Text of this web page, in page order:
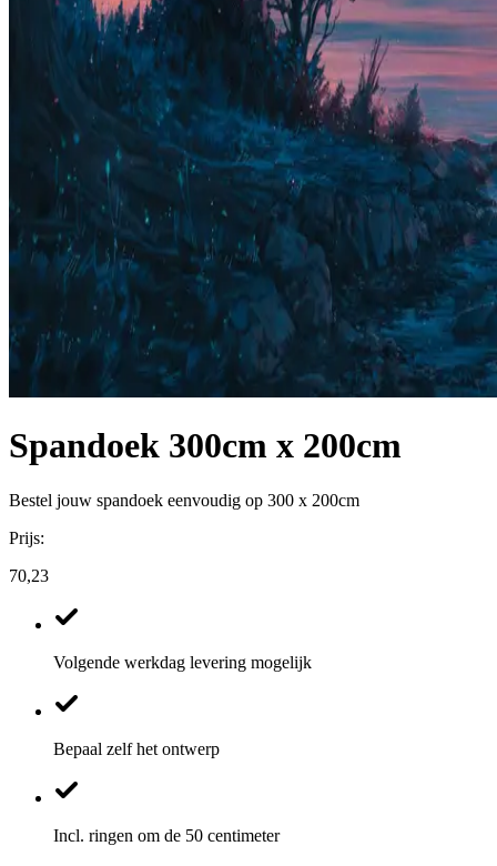
Spandoek 300cm x 200cm
Bestel jouw spandoek eenvoudig op 300 x 200cm
Prijs:
70,23
Volgende werkdag levering mogelijk
Bepaal zelf het ontwerp
Incl. ringen om de 50 centimeter